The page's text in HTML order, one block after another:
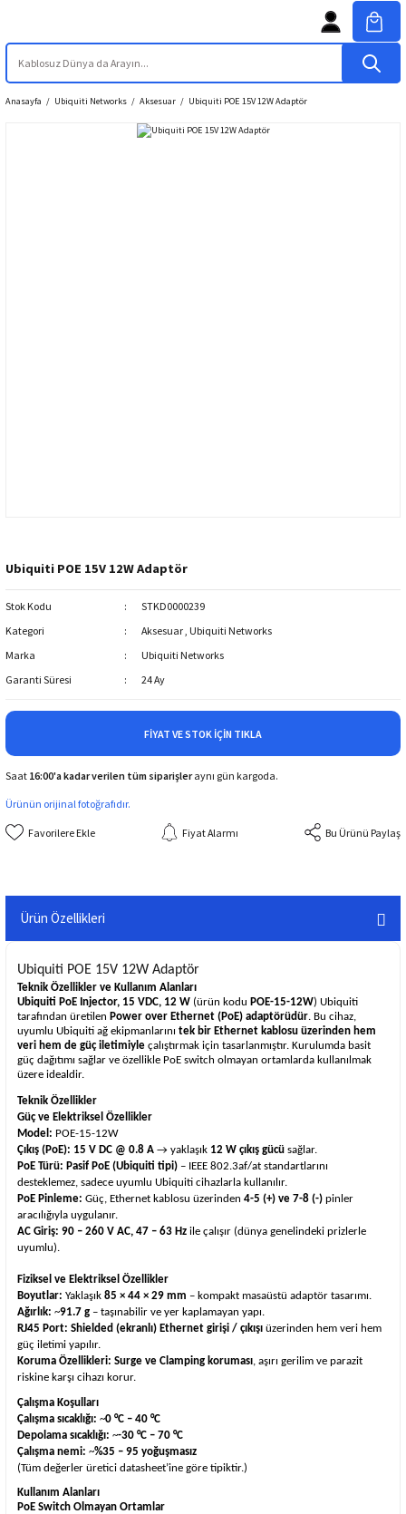
Anasayfa Ubiquiti Networks Aksesuar Ubiquiti POE 15V 12W Adaptör
Ubiquiti POE 15V 12W Adaptör
Stok Kodu
STKD0000239
Kategori
Aksesuar, Ubiquiti Networks
Marka
Ubiquiti Networks
Garanti Süresi
24 Ay
FIYAT VE STOK İÇIN TIKLA
Saat 16:00'a kadar verilen tüm siparişleraynı gün kargoda.
Ürünün orijinal fotoğrafıdır.
Fiyat Alarmı Bu Ürünü Paylaş
Ürün Özellikleri
Ubiquiti POE 15V 12W Adaptör
Teknik Özellikler ve Kullanım Alanları
Ubiquiti PoE Injector, 15 VDC, 12 W (ürün kodu POE-15-12W) Ubiquiti
tarafından üretilen Power over Ethernet (PoE) adaptörüdür. Bu cihaz,
uyumlu Ubiquiti ağ ekipmanlarını tek bir Ethernet kablosu üzerinden hem
veri hem de güç iletimiyle çalıştırmak için tasarlanmıştır. Kurulumda basit
güç dağıtımı sağlar ve özellikle PoE switch olmayan ortamlarda kullanılmak
üzere idealdir.
Teknik Özellikler
Güç ve Elektriksel Özellikler
Model: POE-15-12W
Çıkış (PoE): 15 V DC @ 0.8 A → yaklaşık 12 W çıkış gücü sağlar.
PoE Türü: Pasif PoE (Ubiquiti tipi) – IEEE 802.3af/at standartlarını
desteklemez, sadece uyumlu Ubiquiti cihazlarla kullanılır.
PoE Pinleme: Güç, Ethernet kablosu üzerinden 4-5 (+) ve 7-8 (-) pinler
aracılığıyla uygulanır.
AC Giriş: 90 – 260 V AC, 47 – 63 Hz ile çalışır (dünya genelindeki prizlerle
uyumlu).
Fiziksel ve Elektriksel Özellikler
Boyutlar: Yaklaşık 85 × 44 × 29 mm – kompakt masaüstü adaptör tasarımı.
Ağırlık: ~91.7 g – taşınabilir ve yer kaplamayan yapı.
RJ45 Port: Shielded (ekranlı) Ethernet girişi / çıkışı üzerinden hem veri hem
güç iletimi yapılır.
Koruma Özellikleri: Surge ve Clamping koruması, aşırı gerilim ve parazit
riskine karşı cihazı korur.
Çalışma Koşulları
Çalışma sıcaklığı: ~0 °C – 40 °C
Depolama sıcaklığı: ~-30 °C – 70 °C
Çalışma nemi: ~%35 – 95 yoğuşmasız
(Tüm değerler üretici datasheet’ine göre tipiktir.)
Kullanım Alanları
PoE Switch Olmayan Ortamlar